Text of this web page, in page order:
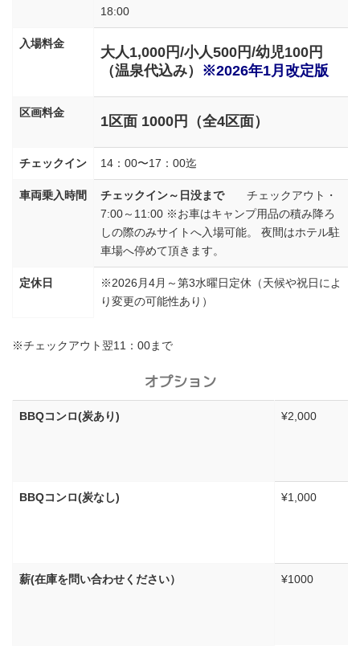
18:00
入場料金
大人1,000円/小人500円/幼児100円
（温泉代込み） ※2026年1月改定版
区画料金
1区面 1000円（全4区面）
チェックイン 14：00〜17：00迄
車両乗入時間 チェックイン～日没まで
チェックアウト・
7:00～11:00 ※お車はキャンプ用品の積み降ろ
しの際のみサイトへ入場可能。 夜間はホテル駐
車場へ停めて頂きます。
定休日
※2026月4月～第3水曜日定休（天候や祝日によ
り変更の可能性あり）
※チェックアウト翌11：00まで
オプション
BBQコンロ(炭あり) ¥2,000
BBQコンロ(炭なし) ¥1,000
薪(在庫を問い合わせください） ¥1000